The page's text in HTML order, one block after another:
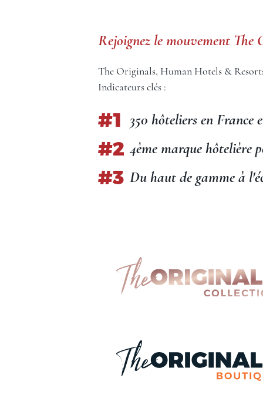
Rejoignez le mouvement The
The Originals, Human Hotels &
Indicateurs clés :
350 hôteliers en France
4ème marque hôtelière
Du haut de gamme à